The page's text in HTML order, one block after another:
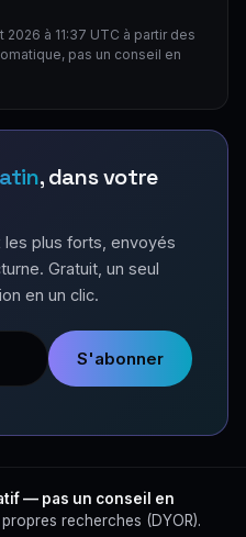
à 11:37 UTC à partir des
pas un conseil en
, dans votre
les plus forts, envoyés
Gratuit, un seul
en un clic.
S'abonner
— pas un conseil en
recherches (DYOR).